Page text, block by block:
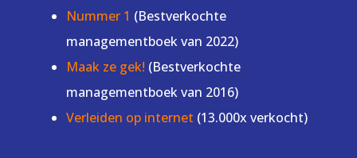
Nummer 1 (Bestverkochte
managementboek van 2022)
Maak ze gek! (Bestverkochte
managementboek van 2016)
Verleiden op internet (13.000x verkocht)